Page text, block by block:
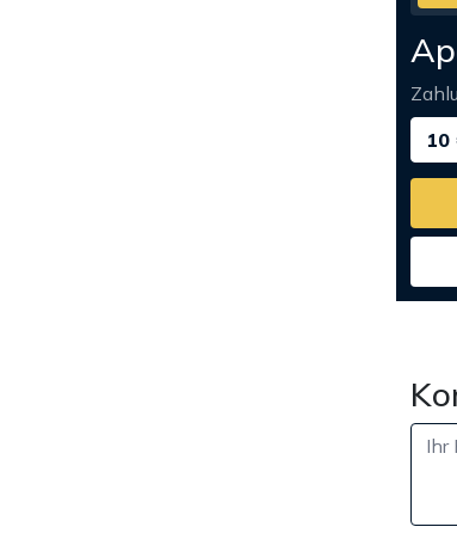
10